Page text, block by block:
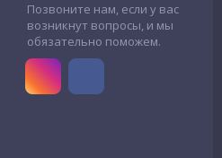
Позвоните нам, если у вас
возникнут вопросы, и мы
обязательно поможем.